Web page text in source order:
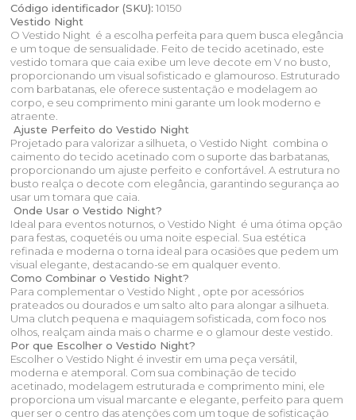
Código identificador (SKU): 10150
Vestido Night
O Vestido Night é a escolha perfeita para quem busca elegância
e um toque de sensualidade. Feito de tecido acetinado, este
vestido tomara que caia exibe um leve decote em V no busto,
proporcionando um visual sofisticado e glamouroso. Estruturado
com barbatanas, ele oferece sustentação e modelagem ao
corpo, e seu comprimento mini garante um look moderno e
atraente.
Ajuste Perfeito do Vestido Night
Projetado para valorizar a silhueta, o Vestido Night combina o
caimento do tecido acetinado com o suporte das barbatanas,
proporcionando um ajuste perfeito e confortável. A estrutura no
busto realça o decote com elegância, garantindo segurança ao
usar um tomara que caia.
Onde Usar o Vestido Night?
Ideal para eventos noturnos, o Vestido Night é uma ótima opção
para festas, coquetéis ou uma noite especial. Sua estética
refinada e moderna o torna ideal para ocasiões que pedem um
visual elegante, destacando-se em qualquer evento.
Como Combinar o Vestido Night?
Para complementar o Vestido Night , opte por acessórios
prateados ou dourados e um salto alto para alongar a silhueta.
Uma clutch pequena e maquiagem sofisticada, com foco nos
olhos, realçam ainda mais o charme e o glamour deste vestido.
Por que Escolher o Vestido Night?
Escolher o Vestido Night é investir em uma peça versátil,
moderna e atemporal. Com sua combinação de tecido
acetinado, modelagem estruturada e comprimento mini, ele
proporciona um visual marcante e elegante, perfeito para quem
quer ser o centro das atenções com um toque de sofisticação